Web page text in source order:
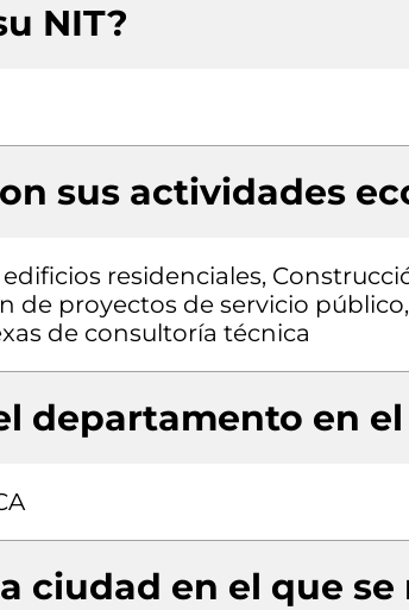
NIT?
sus actividades
residenciales,
de proyectos de servicio
de consultoría técnica
departamento en
ciudad en el que se